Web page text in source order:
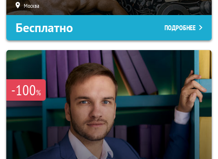
Москва
Бесплатно ПОДРОБНЕЕ
-100%